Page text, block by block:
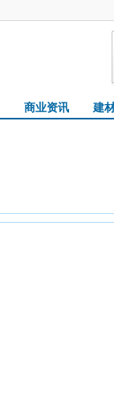
商业资讯 建